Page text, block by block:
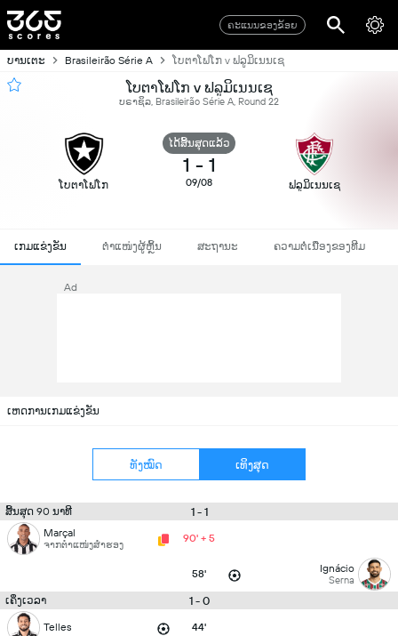
ຄະແນນຂອງຂ້ອຍ
ບານເຕະ Brasileirão Série A ໂບຕາໂຟໂກ v ຟລູມິເນນເຊ
ໂບຕາໂຟໂກ v ຟລູມິເນນເຊ
ບຣາຊິລ, Brasileirão Série A, Round 22
ໂບຕາໂຟໂກ
ໄດ້ສິ້ນສຸດແລ້ວ
1 - 1
09/08 ຟລູມິເນນເຊ
ເກມແຂ່ງຂັນ ຕຳແໜ່ງຜູ້ຫຼິ້ນ ສະຖານະ ຄວາມຕໍ່ເນື່ອງຂອງທີມ
Ad
ເຫດການເກມແຂ່ງຂັນ
ທັງໝົດ ເທິງສຸດ
ສິ້ນສຸດ 90 ນາທີ 1 - 1
Marçal
ຈາກຕຳແໜ່ງສຳຮອງ 90' + 5
58' Ignácio
Serna
ເຄິ່ງເວລາ 1 - 0
Telles 44'